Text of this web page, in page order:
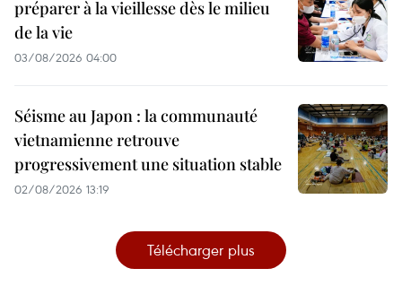
préparer à la vieillesse dès le milieu
de la vie
03/08/2026 04:00
Séisme au Japon : la communauté
vietnamienne retrouve
progressivement une situation stable
02/08/2026 13:19
Télécharger plus